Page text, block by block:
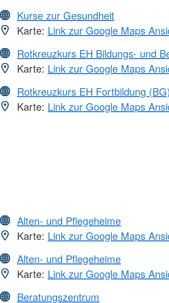
Kurse zur Gesundheit
Karte: Link zur Google Maps
Rotkreuzkurs EH Bildungs- und
Karte: Link zur Google Maps
Rotkreuzkurs EH Fortbildung (BG)
Karte: Link zur Google Maps
Alten- und Pflegeheime
Karte: Link zur Google Maps
Alten- und Pflegeheime
Karte: Link zur Google Maps
Beratungszentrum